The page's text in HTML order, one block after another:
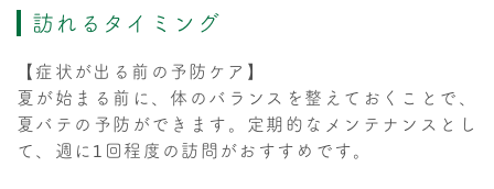
訪れるタイミング
【症状が出る前の予防ケア】
夏が始まる前に、体のバランスを整えておくことで、
夏バテの予防ができます。定期的なメンテナンスとし
て、週に1回程度の訪問がおすすめです。